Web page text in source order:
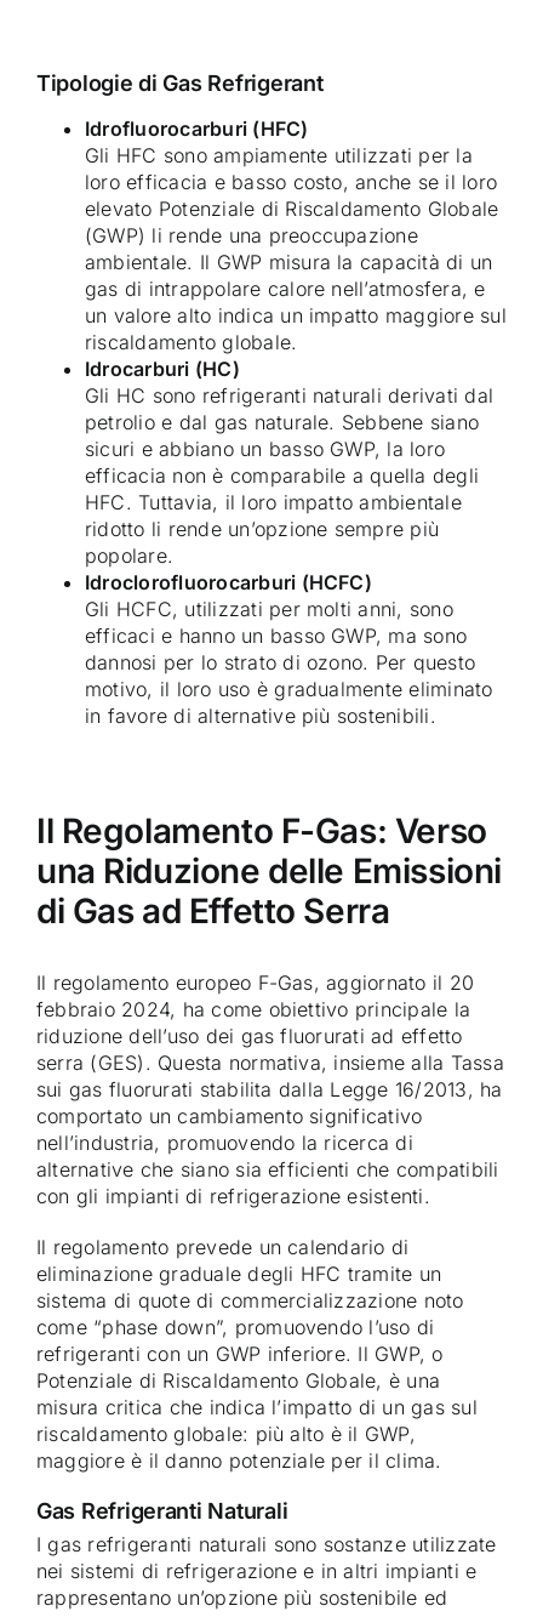
Tipologie di Gas Refrigerant
Idrofluorocarburi (HFC)
Gli HFC sono ampiamente utilizzati per la
loro efficacia e basso costo, anche se il loro
elevato Potenziale di Riscaldamento Globale
(GWP) li rende una preoccupazione
ambientale. Il GWP misura la capacità di un
gas di intrappolare calore nell’atmosfera, e
un valore alto indica un impatto maggiore sul
riscaldamento globale.
Idrocarburi (HC)
Gli HC sono refrigeranti naturali derivati dal
petrolio e dal gas naturale. Sebbene siano
sicuri e abbiano un basso GWP, la loro
efficacia non è comparabile a quella degli
HFC. Tuttavia, il loro impatto ambientale
ridotto li rende un’opzione sempre più
popolare.
Idroclorofluorocarburi (HCFC)
Gli HCFC, utilizzati per molti anni, sono
efficaci e hanno un basso GWP, ma sono
dannosi per lo strato di ozono. Per questo
motivo, il loro uso è gradualmente eliminato
in favore di alternative più sostenibili.
Il Regolamento F-Gas: Verso
una Riduzione delle Emissioni
di Gas ad Effetto Serra
Il regolamento europeo F-Gas, aggiornato il 20
febbraio 2024, ha come obiettivo principale la
riduzione dell’uso dei gas fluorurati ad effetto
serra (GES). Questa normativa, insieme alla Tassa
sui gas fluorurati stabilita dalla Legge 16/2013, ha
comportato un cambiamento significativo
nell’industria, promuovendo la ricerca di
alternative che siano sia efficienti che compatibili
con gli impianti di refrigerazione esistenti.
Il regolamento prevede un calendario di
eliminazione graduale degli HFC tramite un
sistema di quote di commercializzazione noto
come “phase down”, promuovendo l’uso di
refrigeranti con un GWP inferiore. Il GWP, o
Potenziale di Riscaldamento Globale, è una
misura critica che indica l’impatto di un gas sul
riscaldamento globale: più alto è il GWP,
maggiore è il danno potenziale per il clima.
Gas Refrigeranti Naturali
I gas refrigeranti naturali sono sostanze utilizzate
nei sistemi di refrigerazione e in altri impianti e
rappresentano un’opzione più sostenibile ed